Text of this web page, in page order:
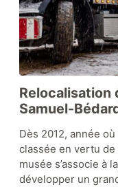
Relocalisation
Samuel-
Dès 2012, année
classée en vertu
musée s’associe à
développer un